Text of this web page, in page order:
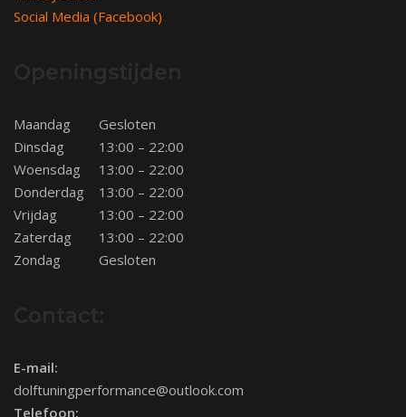
Social Media (Facebook)
Maandag
Gesloten
Dinsdag
13:00 – 22:00
Woensdag
13:00 – 22:00
Donderdag
13:00 – 22:00
Vrijdag
13:00 – 22:00
Zaterdag
13:00 – 22:00
Zondag
Gesloten
E-mail:
dolftuningperformance@outlook.com
Telefoon: